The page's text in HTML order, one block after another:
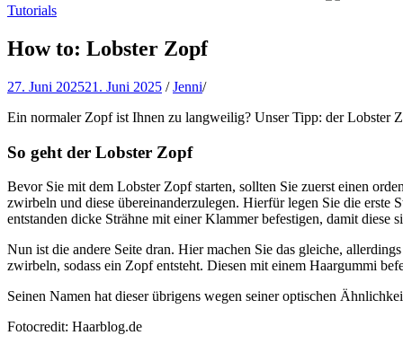
Haarblog.de
Haarpflege | Haarstyling | Beauty | Entertainment
Tutorials
How to: Lobster Zopf
27. Juni 202521. Juni 2025 /Jenni/
Ein normaler Zopf ist Ihnen zu langweilig? Unser Tipp: der Lobster
So geht der Lobster Zopf
Bevor Sie mit dem Lobster Zopf starten, sollten Sie zuerst einen
zwirbeln und diese übereinanderzulegen. Hierfür legen Sie die
entstanden dicke Strähne mit einer Klammer befestigen, damit diese
Nun ist die andere Seite dran. Hier machen Sie das gleiche,
zwirbeln, sodass ein Zopf entsteht. Diesen mit einem Haargummi
Seinen Namen hat dieser übrigens wegen seiner optischen
Fotocredit: Haarblog.de